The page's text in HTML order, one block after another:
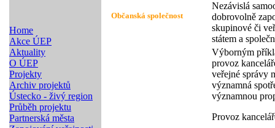
Home
Akce ÚEP
Aktuality
O ÚEP
Projekty
Archiv projektů
Ústecko - živý region
Průběh projektu
Partnerská města
Občanská společnost
Nezávislá
dobrovolně
skupinové či
státem a
Výborným
provoz
veřejné správy
významná
významnou
Provoz